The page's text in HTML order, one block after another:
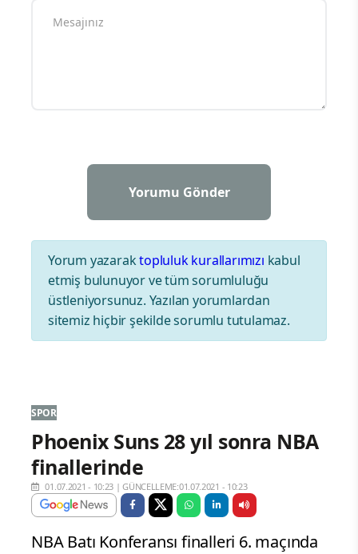
Yorum yazaraktopluluk kurallarımızı kabul
etmiş bulunuyor ve tüm sorumluluğu
üstleniyorsunuz. Yazılan yorumlardan
sitemiz hiçbir şekilde sorumlu tutulamaz.
SPOR
Phoenix Suns 28 yıl sonra NBA
finallerinde
01.07.2021 - 10:23 |GÜNCELLEME:01.07.2021 - 10:23
NBA Batı Konferansı finalleri 6. maçında